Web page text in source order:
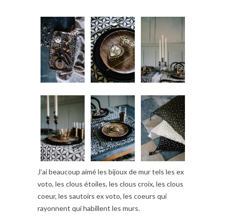
J’ai beaucoup aimé les bijoux de mur tels les ex
voto, les clous étoiles, les clous croix, les clous
coeur, les sautoirs ex voto, les coeurs qui
rayonnent qui habillent les murs.